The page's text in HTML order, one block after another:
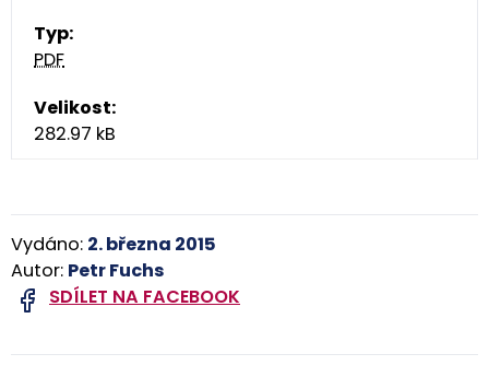
PDF
282.97 kB
SDÍLET NA FACEBOOK
Vydáno: 2. března 2015
Autor: Petr Fuchs